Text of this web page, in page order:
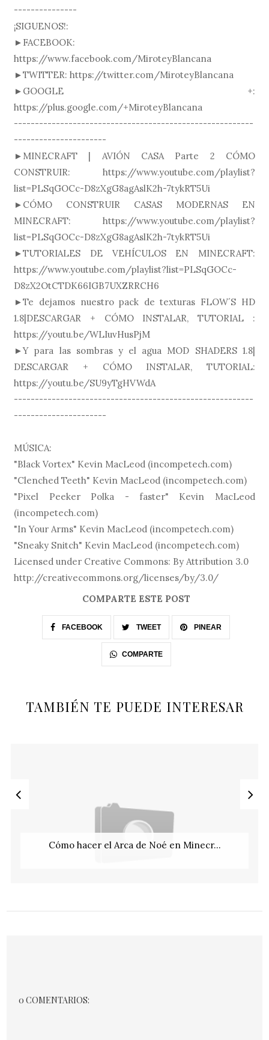
---------------
¡SIGUENOS!:
►FACEBOOK:
https://www.facebook.com/MiroteyBlancana
►TWITTER: https://twitter.com/MiroteyBlancana
►GOOGLE +:
https://plus.google.com/+MiroteyBlancana
---------------------------------------------------------
----------------------
►MINECRAFT | AVIÓN CASA Parte 2 CÓMO
CONSTRUIR: https://www.youtube.com/playlist?
list=PLSqGOCc-D8zXgG8agAslK2h-7tykRT5Ui
►CÓMO CONSTRUIR CASAS MODERNAS EN
MINECRAFT: https://www.youtube.com/playlist?
list=PLSqGOCc-D8zXgG8agAslK2h-7tykRT5Ui
►TUTORIALES DE VEHÍCULOS EN MINECRAFT:
https://www.youtube.com/playlist?list=PLSqGOCc-
D8zX2OtCTDK66IGB7UXZRRCH6
►Te dejamos nuestro pack de texturas FLOW´S HD
1.8|DESCARGAR + CÓMO INSTALAR, TUTORIAL :
https://youtu.be/WLIuvHusPjM
►Y para las sombras y el agua MOD SHADERS 1.8|
DESCARGAR + CÓMO INSTALAR, TUTORIAL:
https://youtu.be/SU9yTgHVWdA
---------------------------------------------------------
----------------------
MÚSICA:
"Black Vortex" Kevin MacLeod (incompetech.com)
"Clenched Teeth" Kevin MacLeod (incompetech.com)
"Pixel Peeker Polka - faster" Kevin MacLeod
(incompetech.com)
"In Your Arms" Kevin MacLeod (incompetech.com)
"Sneaky Snitch" Kevin MacLeod (incompetech.com)
Licensed under Creative Commons: By Attribution 3.0
http://creativecommons.org/licenses/by/3.0/
COMPARTE ESTE POST
FACEBOOK TWEET PINEAR
COMPARTE
TAMBIÉN TE PUEDE INTERESAR
Cómo hacer el Arca de Noé en Minecr...
0 COMENTARIOS: